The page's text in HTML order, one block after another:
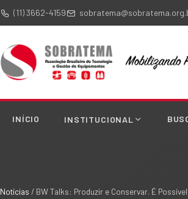
(11) 3662-4159
INÍCIO INSTITUCIONAL
Notícias / BW Talks: Produzir e Conservar. É